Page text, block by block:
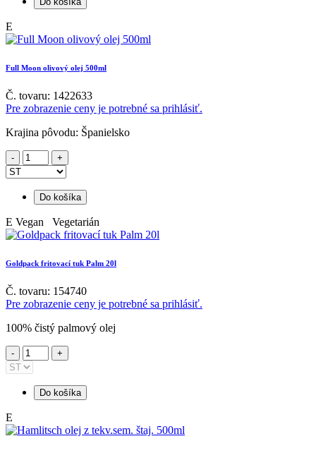
E
Full Moon olivový olej 500ml
Č. tovaru: 1422633
Pre zobrazenie ceny je potrebné sa prihlásiť.
Krajina pôvodu: Španielsko
Do košíka
E Vegan Vegetarián
Goldpack fritovací tuk Palm 20l
Č. tovaru: 154740
Pre zobrazenie ceny je potrebné sa prihlásiť.
100% čistý palmový olej
Do košíka
E